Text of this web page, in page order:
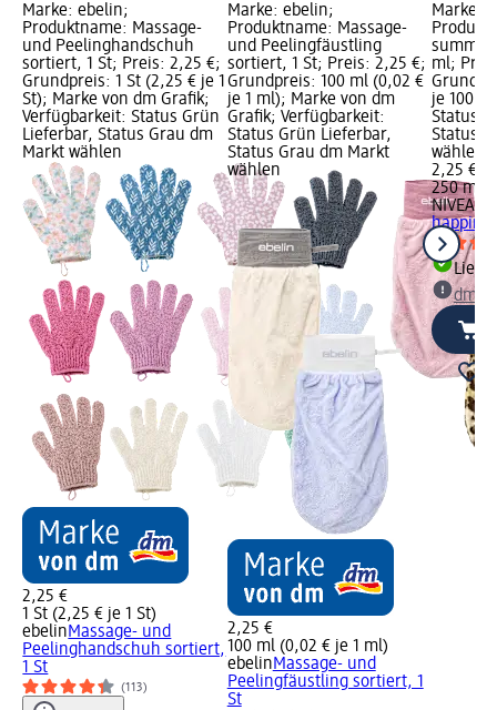
Marke: ebelin;
Produktname: Massage-
und Peelinghandschuh
sortiert, 1 St; Preis: 2,25 €;
Grundpreis: 1 St (2,25 € je 1
St); Marke von dm Grafik;
Verfügbarkeit: Status Grün
Lieferbar, Status Grau dm
Markt wählen
2,25 €
1 St (2,25 € je 1 St)
ebelinMassage- und
Peelinghandschuh sortiert,
1 St
(113)
Marke: ebelin;
Produktname: Massage-
und Peelingfäustling
sortiert, 1 St; Preis: 2,25 €;
Grundpreis: 100 ml (0,02 €
je 1 ml); Marke von dm
Grafik; Verfügbarkeit:
Status Grün Lieferbar,
Status Grau dm Markt
wählen
2,25 €
100 ml (0,02 € je 1 ml)
ebelinMassage- und
Peelingfäustling sortiert, 1
St
Marke:
summer
ml;
je 100
Status
Status
wählen
2,25 €
250 ml
NIVEA
dm